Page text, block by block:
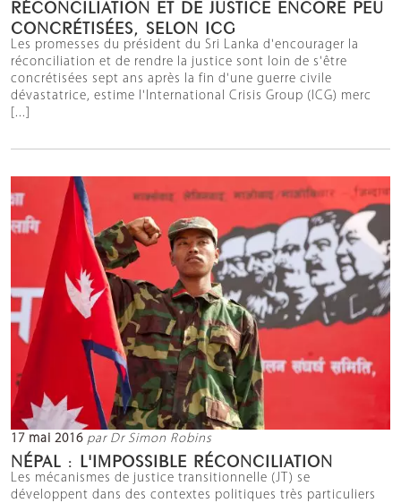
RÉCONCILIATION ET DE JUSTICE ENCORE PEU
CONCRÉTISÉES, SELON ICG
Les promesses du président du Sri Lanka d'encourager la
réconciliation et de rendre la justice sont loin de s'être
concrétisées sept ans après la fin d'une guerre civile
dévastatrice, estime l'International Crisis Group (ICG) merc
[...]
17 mai 2016 par Dr Simon Robins
NÉPAL : L'IMPOSSIBLE RÉCONCILIATION
Les mécanismes de justice transitionnelle (JT) se
développent dans des contextes politiques très particuliers